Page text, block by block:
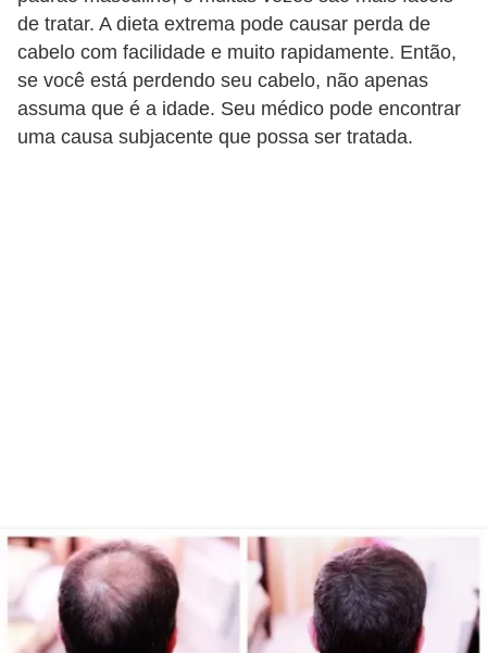
de tratar. A dieta extrema pode causar perda de
cabelo com facilidade e muito rapidamente. Então,
se você está perdendo seu cabelo, não apenas
assuma que é a idade. Seu médico pode encontrar
uma causa subjacente que possa ser tratada.
s
c
u
l
u
m
s